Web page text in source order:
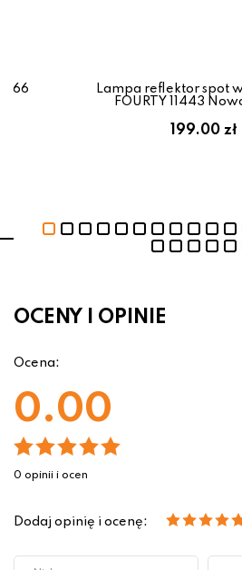
Lampa reflektor spot
FOURTY 11443
199.00 zł
OCENY I OPINIE
Ocena:
0.00
0 opinii i ocen
Dodaj opinię i ocenę: